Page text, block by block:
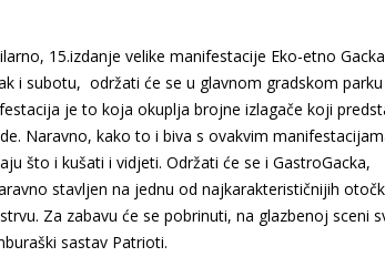
15.izdanje velike manifestacije Eko-etno
i subotu, održati će se u glavnom gradskom
je to koja okuplja brojne izlagače koji
Naravno, kako to i biva s ovakvim
što i kušati i vidjeti. Održati će se i GastroGacka,
stavljen na jednu od najkarakterističnijih
Za zabavu će se pobrinuti, na glazbenoj sceni
sastav Patrioti.